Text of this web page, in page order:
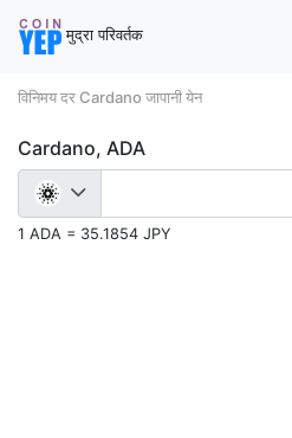
मुद्रा परिवर्तक
विनिमय दर Cardano जापानी येन
Cardano, ADA
1 ADA = 35.1854 JPY